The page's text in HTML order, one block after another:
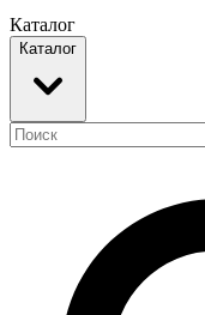
Каталог
Каталог